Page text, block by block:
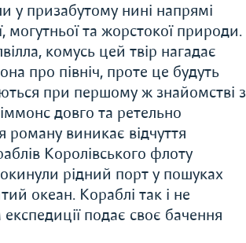
у призабутому нині напрямі
могутньої та жорстокої природи.
комусь цей твір нагадає
про північ, проте це будуть
при першому ж знайомстві з
довго та ретельно
роману виникає відчуття
Королівського флоту
рідний порт у пошуках
океан. Кораблі так і не
подає своє бачення